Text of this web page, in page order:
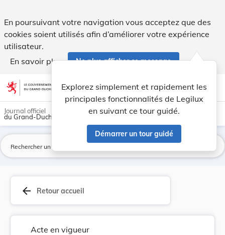
En poursuivant votre navigation vous acceptez que des
cookies soient utilisés afin d’améliorer votre expérience
utilisateur.
En savoir plus
Ne plus afficher ce message
Aller au contenu account_circle help Aide
Explorez simplement et rapidement les
principales fonctionnalités de Legilux
en suivant ce tour guidé.
Démarrer un tour guidé
light_mode dark_mode
Journal officiel
du Grand-Duché de Luxembourg
arrow_back Retour accueil
Acte en vigueur